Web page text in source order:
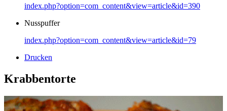
index.php?option=com_content&view=article&id=390
Nusspuffer
index.php?option=com_content&view=article&id=79
Drucken
Krabbentorte